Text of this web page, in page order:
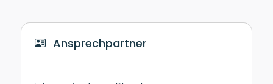
Ansprechpartner